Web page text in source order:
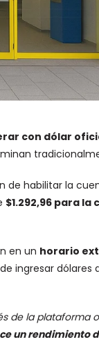
con dólar
de habilitar la
$1.292,96 para la
en un horario
ingresar dólares
de la plataforma
un rendimiento